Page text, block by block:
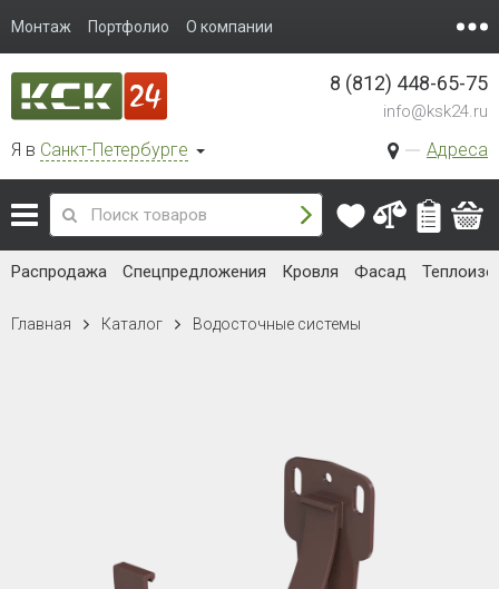
Монтаж Портфолио О компании
Я в Санкт-Петербурге Адреса
8 (812) 448-65-75
info@ksk24.ru
Распродажа Спецпредложения Кровля Фасад
Главная Каталог Водосточные системы